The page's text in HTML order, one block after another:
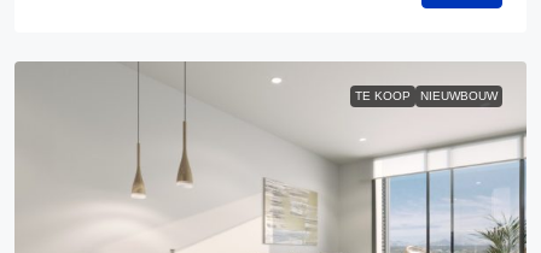
TE KOOP NIEUWBOUW